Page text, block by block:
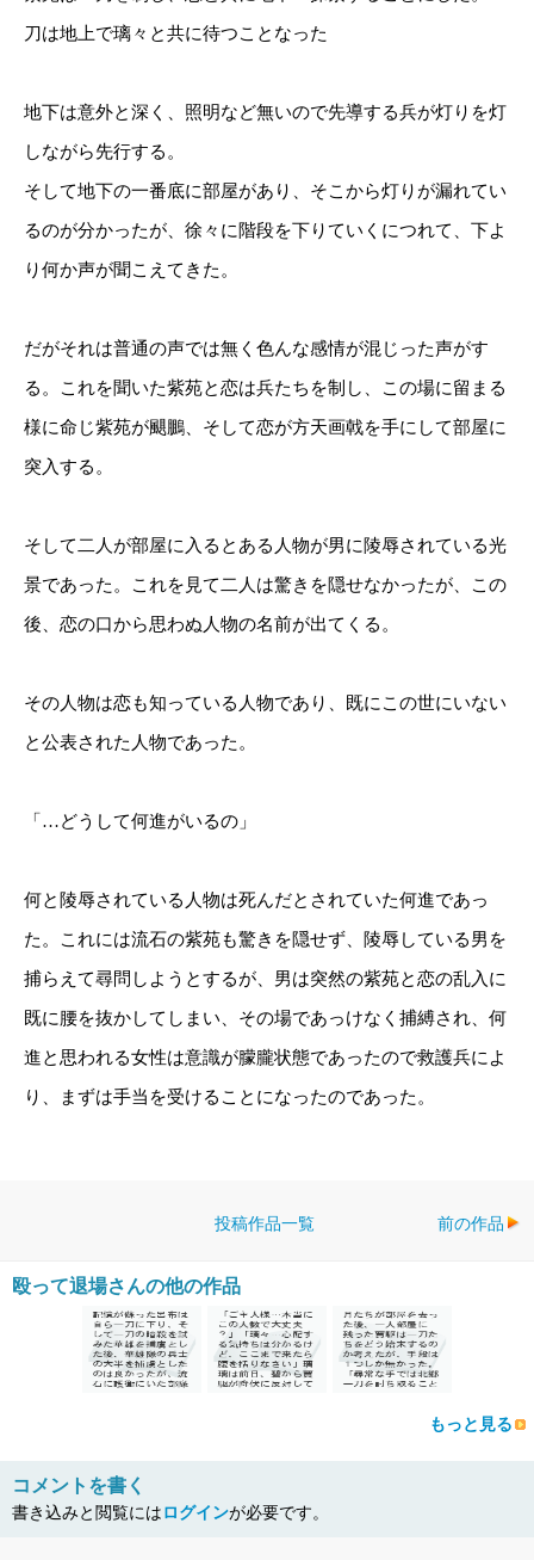
刀は地上で璃々と共に待つことなった
地下は意外と深く、照明など無いので先導する兵が灯りを灯
しながら先行する。
そして地下の一番底に部屋があり、そこから灯りが漏れてい
るのが分かったが、徐々に階段を下りていくにつれて、下よ
り何か声が聞こえてきた。
だがそれは普通の声では無く色んな感情が混じった声がす
る。これを聞いた紫苑と恋は兵たちを制し、この場に留まる
様に命じ紫苑が颶鵬、そして恋が方天画戟を手にして部屋に
突入する。
そして二人が部屋に入るとある人物が男に陵辱されている光
景であった。これを見て二人は驚きを隠せなかったが、この
後、恋の口から思わぬ人物の名前が出てくる。
その人物は恋も知っている人物であり、既にこの世にいない
と公表された人物であった。
「…どうして何進がいるの」
何と陵辱されている人物は死んだとされていた何進であっ
た。これには流石の紫苑も驚きを隠せず、陵辱している男を
捕らえて尋問しようとするが、男は突然の紫苑と恋の乱入に
既に腰を抜かしてしまい、その場であっけなく捕縛され、何
進と思われる女性は意識が朦朧状態であったので救護兵によ
り、まずは手当を受けることになったのであった。
投稿作品一覧 前の作品
殴って退場さんの他の作品
もっと見る
コメントを書く
書き込みと閲覧にはログインが必要です。